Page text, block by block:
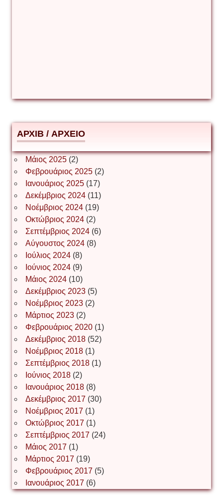
Δημήτριος Ζακοντινός
ΕΥΑΓΓΕΛΟΣ ΜΩΚΟΣ
Ιωάννης Σ. Παπαφλωράτος
ΝΙΚΟΣ ΓΑΤΟΣ
Νίκος Λυγερός
Іван Буртик
Іван Наконечний
Інга Короткевич
Ірина Ключковська
Ірина Наконечна
АРХІВ / ΑΡΧΕΙΟ
Μάιος 2025(2)
Φεβρουάριος 2025(2)
Ιανουάριος 2025(17)
Δεκέμβριος 2024(11)
Νοέμβριος 2024(19)
Οκτώβριος 2024(2)
Σεπτέμβριος 2024(6)
Αύγουστος 2024(8)
Ιούλιος 2024(8)
Ιούνιος 2024(9)
Μάιος 2024(10)
Δεκέμβριος 2023(5)
Νοέμβριος 2023(2)
Μάρτιος 2023(2)
Φεβρουάριος 2020(1)
Δεκέμβριος 2018(52)
Νοέμβριος 2018(1)
Σεπτέμβριος 2018(1)
Ιούνιος 2018(2)
Ιανουάριος 2018(8)
Δεκέμβριος 2017 (30)
Νοέμβριος 2017 (1)
Οκτώβριος 2017 (1)
Σεπτέμβριος 2017 (24)
Μάιος 2017 (1)
Μάρτιος 2017 (19)
Φεβρουάριος 2017 (5)
Ιανουάριος 2017 (6)